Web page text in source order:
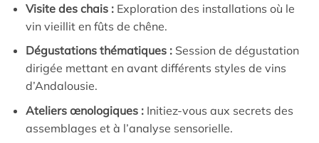
Visite des chais :Exploration des installations où le
vin vieillit en fûts de chêne.
Dégustations thématiques :Session de dégustation
dirigée mettant en avant différents styles de vins
d’Andalousie.
Ateliers œnologiques :Initiez-vous aux secrets des
assemblages et à l’analyse sensorielle.